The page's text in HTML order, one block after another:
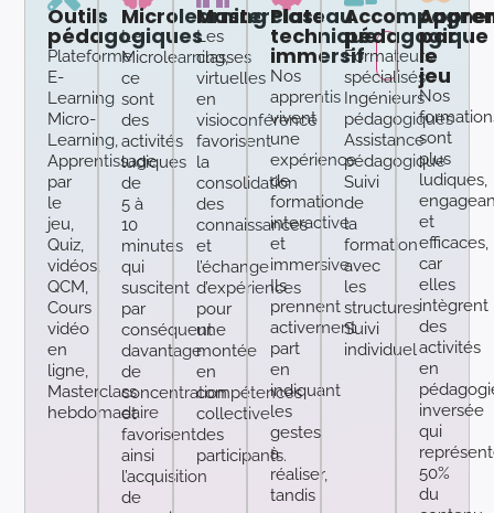
Outils
pédagogiques
Plateforme
E-
Learning
Micro-
Learning,
Apprentissage
par
le
jeu,
Quiz,
vidéos,
QCM,
Cours
vidéo
en
ligne,
Masterclass
hebdomadaire
Microlearning
Le
Microlearning,
ce
sont
des
activités
ludiques
de
5 à
10
minutes
qui
suscitent
par
conséquent
davantage
de
concentration
et
favorisent
ainsi
l’acquisition
de
Masterclass
Les
classes
virtuelles
en
visioconférence
favorisent
la
consolidation
des
connaissances
et
l’échange
d’expériences
pour
une
montée
en
compétences
collective
des
participants.
Plateau
technique
immersif
Nos
apprentis
vivent
une
expérience
de
formation
interactive
et
immersive.
Ils
prennent
activement
part
en
indiquant
les
gestes
à
réaliser,
tandis
pédagogique
Formateurs
spécialisés
Ingénieurs
pédagogiques
Assistance
pédagogique
Suivi
de
la
formation
avec
les
structures
Suivi
individuel
par
le
jeu
Nos
sont
plus
ludiques,
et
efficaces,
car
elles
intègrent
des
activités
en
inversée
qui
50%
du